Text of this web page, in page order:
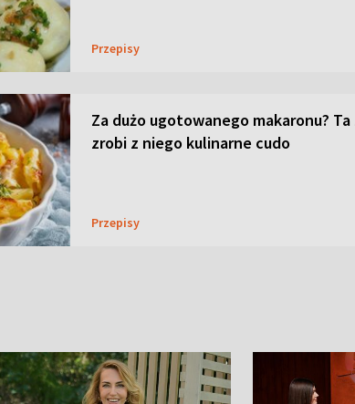
Przepisy
Za dużo ugotowanego makaronu?
zrobi z niego kulinarne cudo
Przepisy